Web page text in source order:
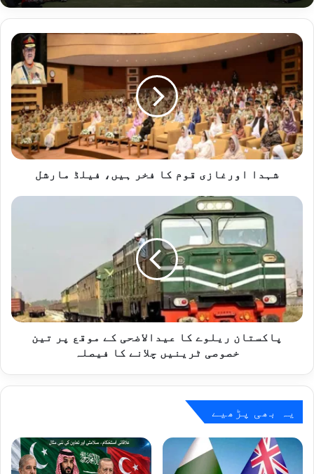
شہدا
اورغازی
قوم
کا
فخر
ہیں،
فیلڈ
مارشل
شہدا اورغازی قوم کا فخر ہیں، فیلڈ مارشل
پاکستان
عیدالاضحی
موقع
پر
تین
خصوصی
ٹرینیںپاکستان ریلوے کا عیدالاضحی کے موقع پر تین
خصوصی ٹرینیں چلانے کا فیصلہ
یہ بھی پڑھیے